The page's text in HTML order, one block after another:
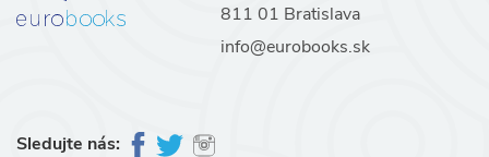
811 01 Bratislava
info@eurobooks.sk
Sledujte nás: